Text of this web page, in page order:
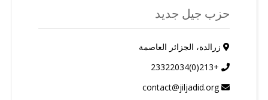
حزب جيل جديد
زرالدة، الجزائر العاصمة
+213(0)23322034
contact@jiljadid.org